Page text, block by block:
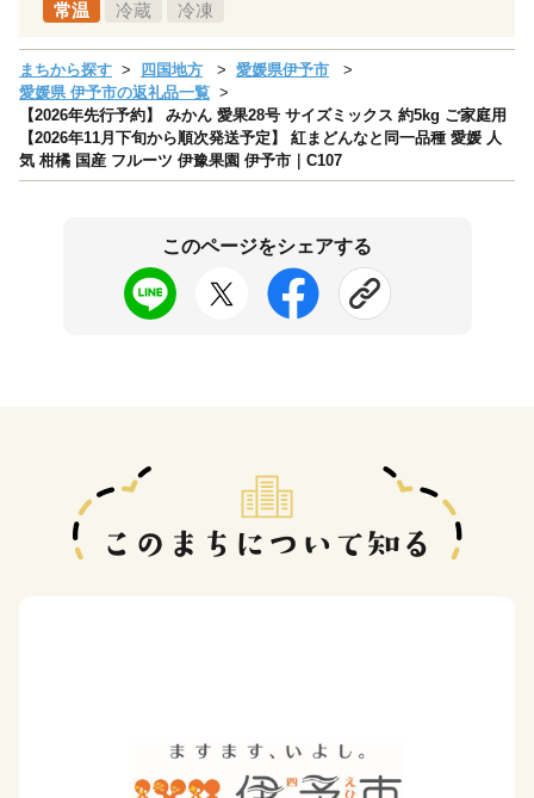
常温 冷蔵 冷凍
まちから探す 四国地方
愛媛県伊予市
愛媛県 伊予市の返礼品一覧
【2026年先行予約】 みかん 愛果28号 サイズミックス 約5kg ご家庭用
【2026年11月下旬から順次発送予定】 紅まどんなと同一品種 愛媛 人
気 柑橘 国産 フルーツ 伊豫果園 伊予市｜C107
このページをシェアする